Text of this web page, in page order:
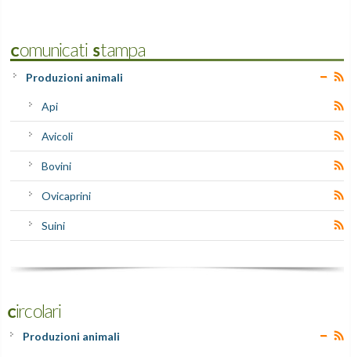
Comunicati Stampa
Produzioni animali
Api
Avicoli
Bovini
Ovicaprini
Suini
Circolari
Produzioni animali